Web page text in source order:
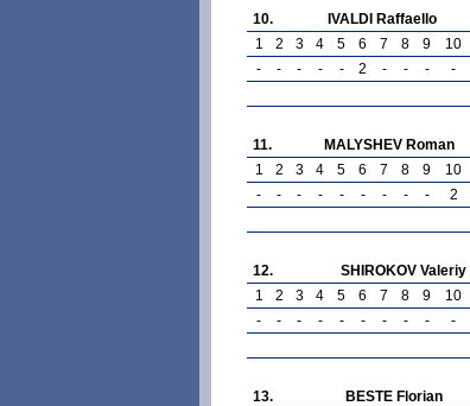
10. IVALDI Raffaello
1
2 3 4 5 6 7 8 9 10
-
- - - - 2 - - - -
11. MALYSHEV Roman
1
2 3 4 5 6 7 8 9 10
-
- - - - - - - - 2
12. SHIROKOV Valeriy
1
2 3 4 5 6 7 8 9 10
-
- - - - - - - - -
13. BESTE Florian